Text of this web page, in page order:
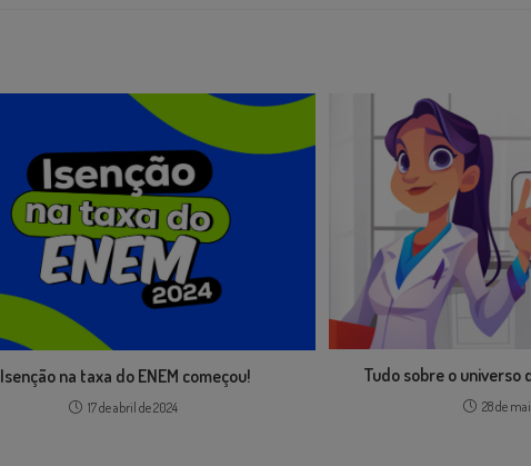
Isenção na taxa do ENEM começou!
17 de abril de 2024
Tudo sobre o universo
28 de